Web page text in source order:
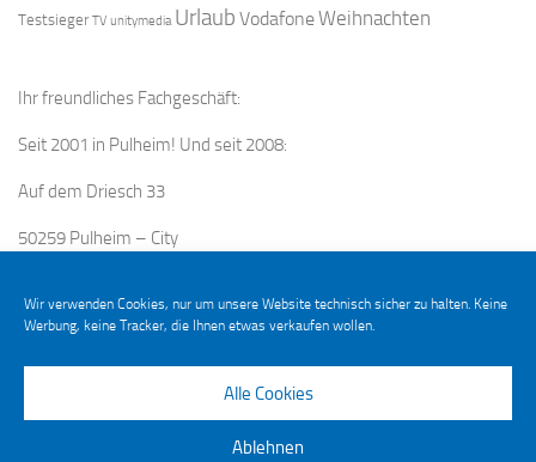
Wir verwenden Cookies, nur um unsere Website technisch sicher zu halten. Keine
Werbung, keine Tracker, die Ihnen etwas verkaufen wollen.
Alle Cookies
Ablehnen
Testsieger TV unitymedia Urlaub VodafoneWeihnachten
Ihr freundliches Fachgeschäft:
Seit 2001 in Pulheim! Und seit 2008:
Auf dem Driesch 33
50259 Pulheim – City